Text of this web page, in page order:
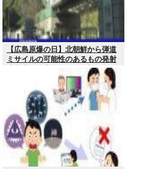
【広島原爆の日】北朝鮮から弾道
ミサイルの可能性のあるもの発射
防衛省が発表8月6日 17時12分配